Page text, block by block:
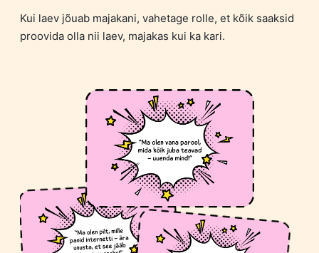
Kui laev jõuab majakani, vahetage rolle, et kõik saaksid
proovida olla nii laev, majakas kui ka kari.